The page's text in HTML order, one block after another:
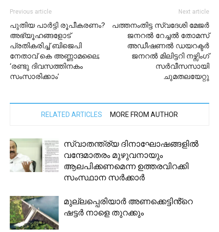
Previous article
പുതിയ പാർട്ടി രൂപീകരണം?
അഭ്യൂഹങ്ങളോട്
പ്രതികരിച്ച് ബിജെപി
നേതാവ് കെ അണ്ണാമലൈ;
‘രണ്ടു ദിവസത്തിനകം
സംസാരിക്കാം’
Next article
പത്തനംതിട്ട സ്വദേശി മേജർ
ജനറൽ റേച്ചൽ തോമസ്
അഡീഷണൽ ഡയറക്ടർ
ജനറൽ മിലിട്ടറി നഴ്സിംഗ്
സർവീസസായി
ചുമതലയേറ്റു
RELATED ARTICLES MORE FROM AUTHOR
സ്വാതന്ത്ര്യ ദിനാഘോഷങ്ങളിൽ
വന്ദേമാതരം മുഴുവനായും
ആലപിക്കണമെന്ന ഉത്തരവിറക്കി
സംസ്ഥാന സർക്കാർ
മുല്ലപ്പെരിയാർ അണക്കെട്ടിൻ്റെ
ഷട്ടർ നാളെ തുറക്കും